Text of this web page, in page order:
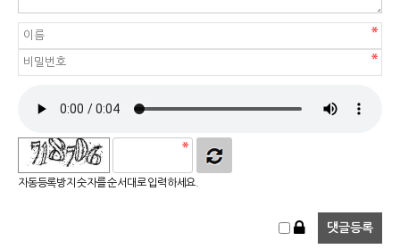
자동등록방지 숫자를 순서대로 입력하세요.